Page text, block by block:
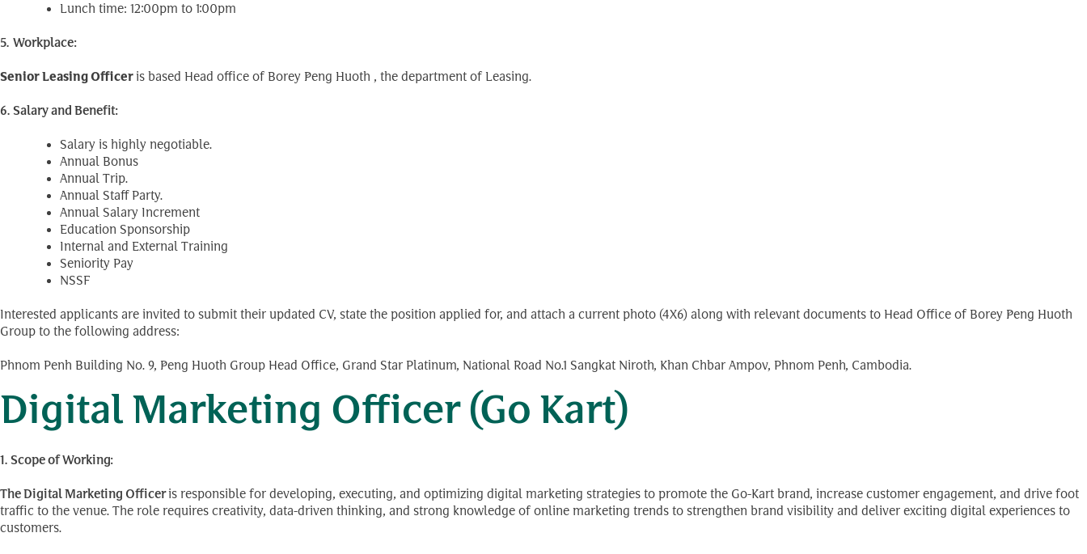
Lunch time: 12:00pm to 1:00pm
5. Workplace:
Senior Leasing Officeris based Head office of Borey Peng Huoth , the department of Leasing.
6. Salary and Benefit:
Salary is highly negotiable.
Annual Bonus
Annual Trip.
Annual Staff Party.
Annual Salary Increment
Education Sponsorship
Internal and External Training
Seniority Pay
NSSF
Interested applicants are invited to submit their updated CV, state the position applied for, and attach a current photo (4X6) along with relevant documents to Head Office of Borey Peng Huoth
Group to the following address:
Phnom Penh Building No. 9, Peng Huoth Group Head Office, Grand Star Platinum, National Road No.1 Sangkat Niroth, Khan Chbar Ampov, Phnom Penh, Cambodia.
Digital Marketing Officer (Go Kart)
1. Scope of Working:
The Digital Marketing Officeris responsible for developing, executing, and optimizing digital marketing strategies to promote the Go-Kart brand, increase customer engagement, and drive foot
traffic to the venue. The role requires creativity, data-driven thinking, and strong knowledge of online marketing trends to strengthen brand visibility and deliver exciting digital experiences to
customers.